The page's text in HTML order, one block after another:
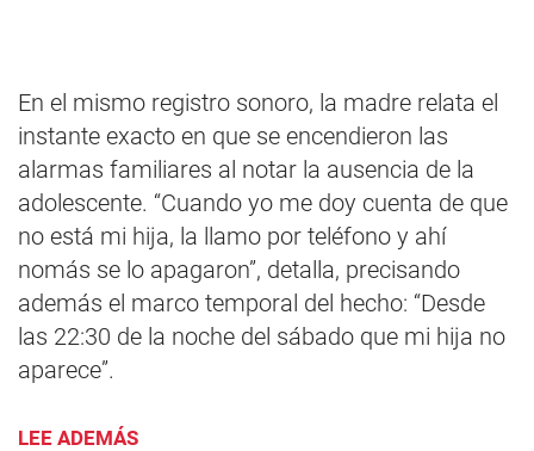
En el mismo registro sonoro, la madre relata el
instante exacto en que se encendieron las
alarmas familiares al notar la ausencia de la
adolescente. “Cuando yo me doy cuenta de que
no está mi hija, la llamo por teléfono y ahí
nomás se lo apagaron”, detalla, precisando
además el marco temporal del hecho: “Desde
las 22:30 de la noche del sábado que mi hija no
aparece”.
LEE ADEMÁS